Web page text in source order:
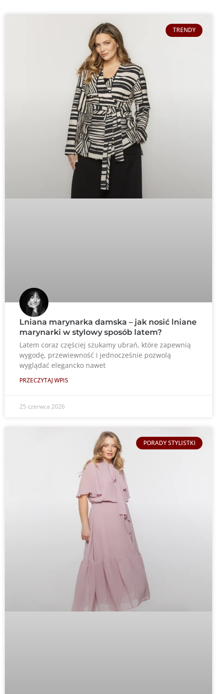
TRENDY
Lniana marynarka damska – jak nosić lniane
marynarki w stylowy sposób latem?
Latem coraz częściej szukamy ubrań, które zapewnią
wygodę, przewiewność i jednocześnie pozwolą
wyglądać elegancko nawet
PRZECZYTAJ WPIS
25 czerwca 2026
PORADY STYLISTKI